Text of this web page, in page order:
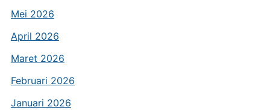
Mei 2026
April 2026
Maret 2026
Februari 2026
Januari 2026